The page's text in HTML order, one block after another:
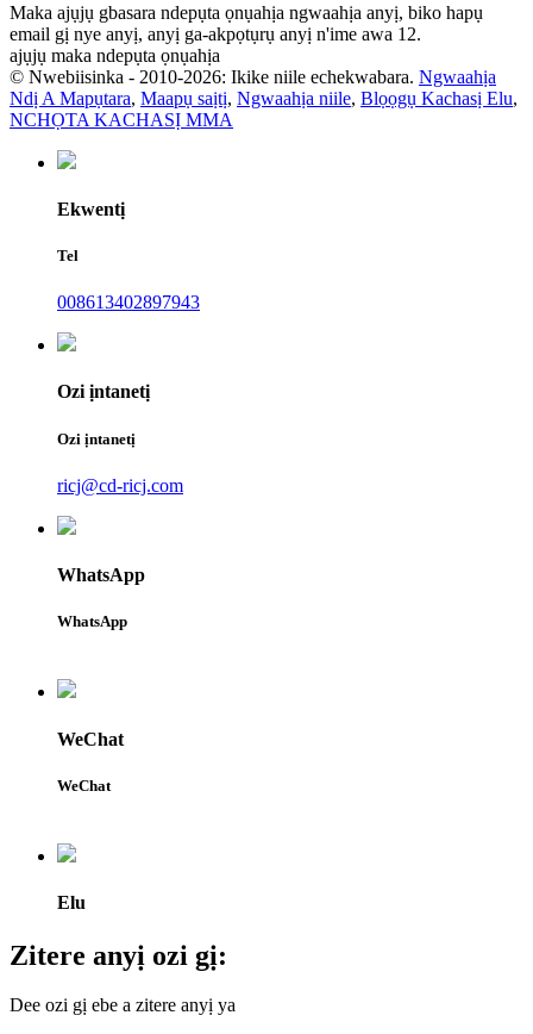
Maka ajụjụ gbasara ndepụta ọnụahịa ngwaahịa anyị, biko hapụ
email gị nye anyị, anyị ga-akpọtụrụ anyị n'ime awa 12.
ajụjụ maka ndepụta ọnụahịa
© Nwebiisinka - 2010-2026: Ikike niile echekwabara. Ngwaahịa
Ndị A Mapụtara, Maapụ saịtị, Ngwaahịa niile, Blọọgụ Kachasị Elu,
NCHỌTA KACHASỊ MMA
Ekwentị
Tel
008613402897943
Ozi ịntanetị
Ozi ịntanetị
ricj@cd-ricj.com
WhatsApp
WhatsApp
WeChat
WeChat
Elu
Zitere anyị ozi gị:
Dee ozi gị ebe a zitere anyị ya